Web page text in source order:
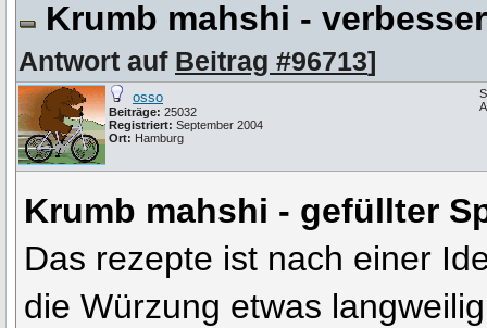
Krumb mahshi -
Antwort auf Beitrag #96713]
osso
Beiträge: 25032
Registriert: September 2004
Ort: Hamburg
Krumb mahshi - gefüllter
Das rezepte ist nach einer
die Würzung etwas